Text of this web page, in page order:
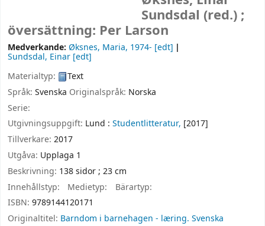
Sundsdal (red.) ;
översättning: Per Larson
Medverkande: Øksnes, Maria, 1974- [edt]
Sundsdal, Einar [edt]
Materialtyp:
Text
Språk: Svenska Originalspråk: Norska
Serie:
Utgivningsuppgift: Lund : Studentlitteratur, [2017]
Tillverkare: 2017
Utgåva: Upplaga 1
Beskrivning: 138 sidor ; 23 cm
Innehållstyp:
Medietyp:
Bärartyp:
ISBN: 9789144120171
Originaltitel: Barndom i barnehagen - læring. Svenska